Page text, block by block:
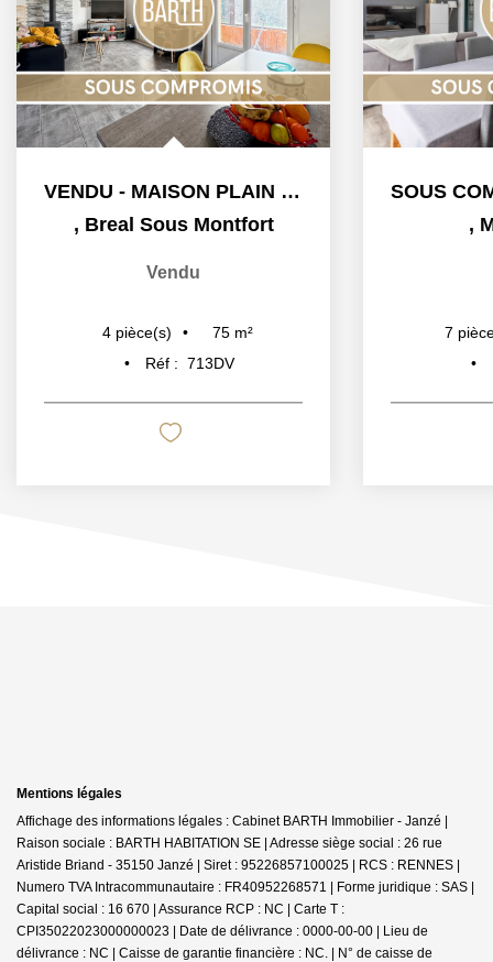
VENDU - MAISON PLAIN PIED - 2 CHAMBRES - JARDIN -...
, Breal Sous Montfort
Vendu
4 pièce(s) 75 m²
Réf : 713DV
,
7
Mentions légales
Affichage des informations légales : Cabinet BARTH Immobilier - Janzé |
Raison sociale : BARTH HABITATION SE | Adresse siège social : 26 rue
Aristide Briand - 35150 Janzé | Siret : 95226857100025 | RCS : RENNES |
Numero TVA Intracommunautaire : FR40952268571 | Forme juridique : SAS |
Capital social : 16 670 | Assurance RCP : NC | Carte T :
CPI35022023000000023 | Date de délivrance : 0000-00-00 | Lieu de
délivrance : NC | Caisse de garantie financière : NC. | N° de caisse de